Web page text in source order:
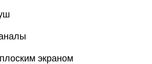
экраном